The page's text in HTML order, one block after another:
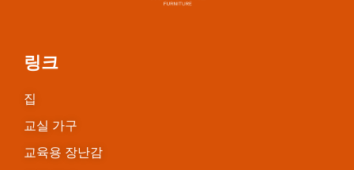
링크
집
교실 가구
교육용 장난감